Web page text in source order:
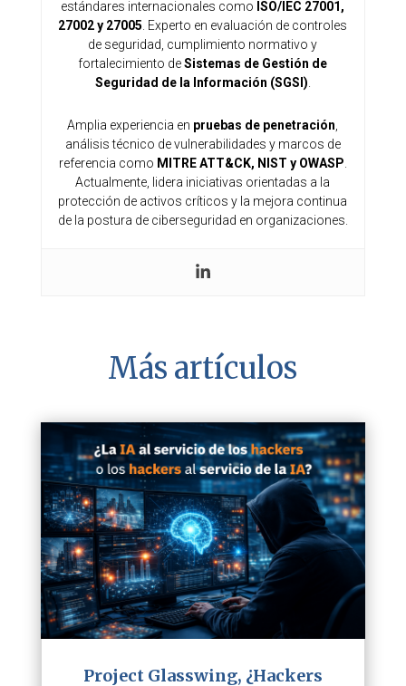
estándares internacionales como ISO/IEC 27001,
27002 y 27005 . Experto en evaluación de controles
de seguridad, cumplimiento normativo y
fortalecimiento deSistemas de Gestión de
Seguridad de la Información (SGSI)
Amplia experiencia en pruebas de penetración
análisis técnico de vulnerabilidades y marcos de
referencia como MITRE ATT&CK, NIST y OWASP
Actualmente, lidera iniciativas orientadas a la
protección de activos críticos y la mejora continua
de la postura de ciberseguridad en organizaciones.
Más artículos
Project Glasswing, ¿Hackers